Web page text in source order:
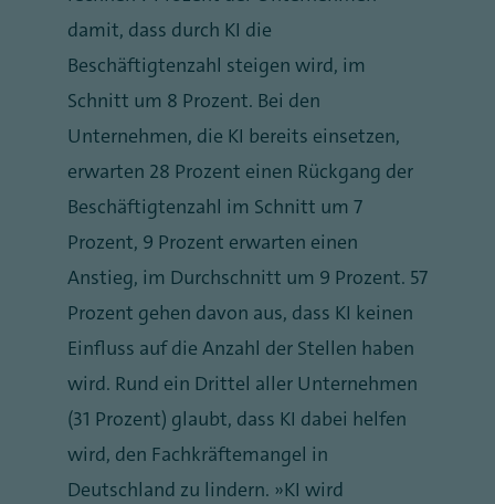
damit, dass durch KI die
Beschäftigtenzahl steigen wird, im
Schnitt um 8 Prozent. Bei den
Unternehmen, die KI bereits einsetzen,
erwarten 28 Prozent einen Rückgang der
Beschäftigtenzahl im Schnitt um 7
Prozent, 9 Prozent erwarten einen
Anstieg, im Durchschnitt um 9 Prozent. 57
Prozent gehen davon aus, dass KI keinen
Einfluss auf die Anzahl der Stellen haben
wird. Rund ein Drittel aller Unternehmen
(31 Prozent) glaubt, dass KI dabei helfen
wird, den Fachkräftemangel in
Deutschland zu lindern. „KI wird